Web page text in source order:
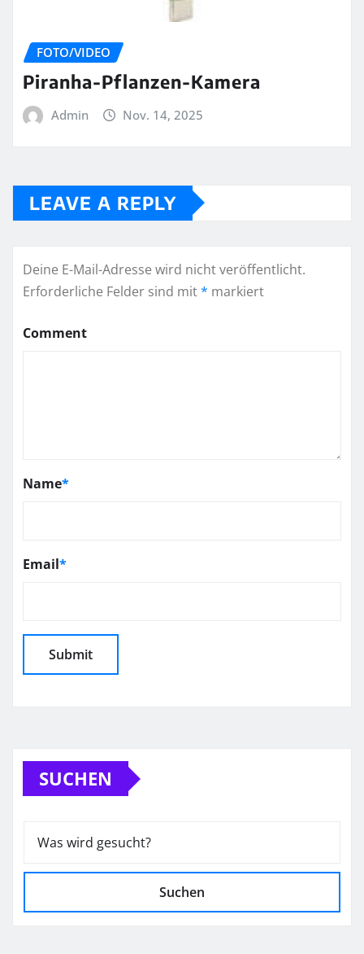
FOTO/VIDEO
Piranha-Pflanzen-Kamera
Admin Nov. 14, 2025
LEAVE A REPLY
Deine E-Mail-Adresse wird nicht veröffentlicht.
Erforderliche Felder sind mit* markiert
Comment
Name*
Email*
SUCHEN
Suchen